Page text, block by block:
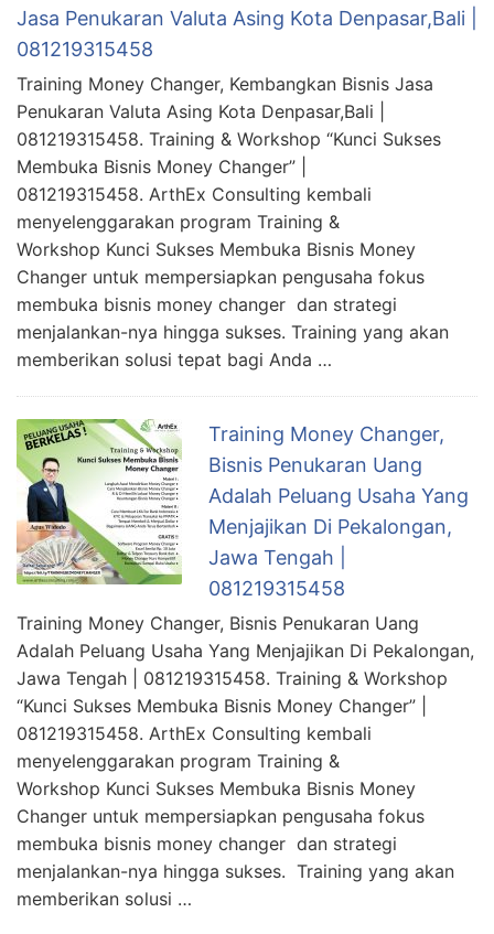
Jasa Penukaran Valuta Asing Kota Denpasar,Bali |
081219315458
Training Money Changer, Kembangkan Bisnis Jasa
Penukaran Valuta Asing Kota Denpasar,Bali |
081219315458. Training & Workshop “Kunci Sukses
Membuka Bisnis Money Changer” |
081219315458. ArthEx Consulting kembali
menyelenggarakan program Training &
Workshop Kunci Sukses Membuka Bisnis Money
Changer untuk mempersiapkan pengusaha fokus
membuka bisnis money changer dan strategi
menjalankan-nya hingga sukses. Training yang akan
memberikan solusi tepat bagi Anda …
Training Money Changer,
Bisnis Penukaran Uang
Adalah Peluang Usaha Yang
Menjajikan Di Pekalongan,
Jawa Tengah |
081219315458
Training Money Changer, Bisnis Penukaran Uang
Adalah Peluang Usaha Yang Menjajikan Di Pekalongan,
Jawa Tengah | 081219315458. Training & Workshop
“Kunci Sukses Membuka Bisnis Money Changer” |
081219315458. ArthEx Consulting kembali
menyelenggarakan program Training &
Workshop Kunci Sukses Membuka Bisnis Money
Changer untuk mempersiapkan pengusaha fokus
membuka bisnis money changer dan strategi
menjalankan-nya hingga sukses. Training yang akan
memberikan solusi …